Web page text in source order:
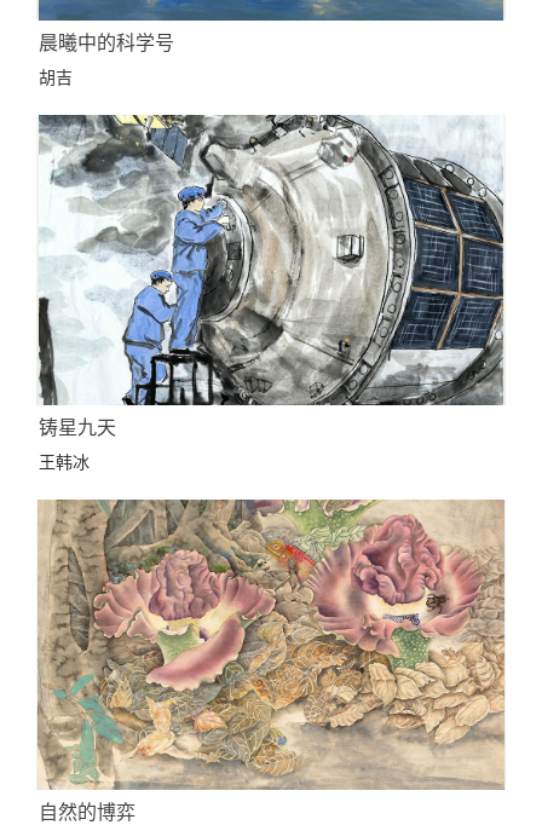
晨曦中的科学号
胡吉
铸星九天
王韩冰
自然的博弈